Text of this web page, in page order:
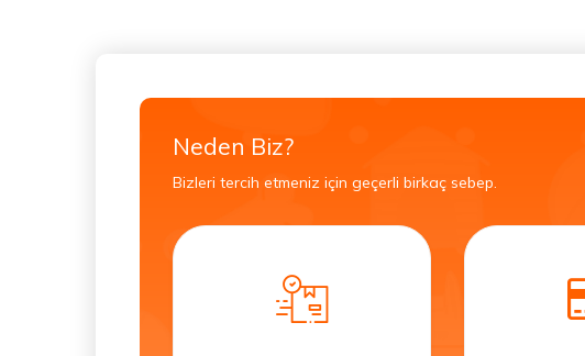
Neden Biz?
Bizleri tercih etmeniz için geçerli birkaç sebep.